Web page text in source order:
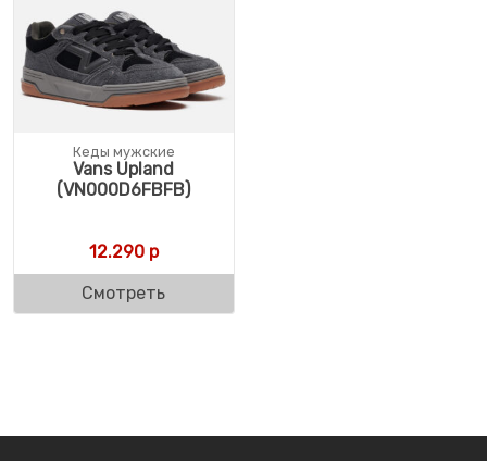
Кеды мужские
Vans Upland
(VN000D6FBFB)
12.290р
Смотреть